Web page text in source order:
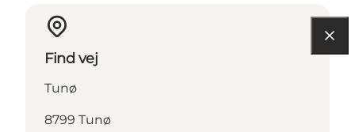
Find vej
Tunø
8799 Tunø